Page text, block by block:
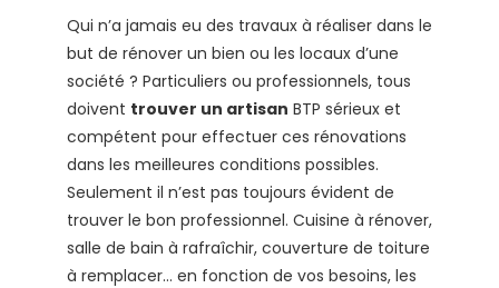
Qui n’a jamais eu des travaux à réaliser dans le
but de rénover un bien ou les locaux d’une
société ? Particuliers ou professionnels, tous
doivent trouver un artisan BTP sérieux et
compétent pour effectuer ces rénovations
dans les meilleures conditions possibles.
Seulement il n’est pas toujours évident de
trouver le bon professionnel. Cuisine à rénover,
salle de bain à rafraîchir, couverture de toiture
à remplacer… en fonction de vos besoins, les